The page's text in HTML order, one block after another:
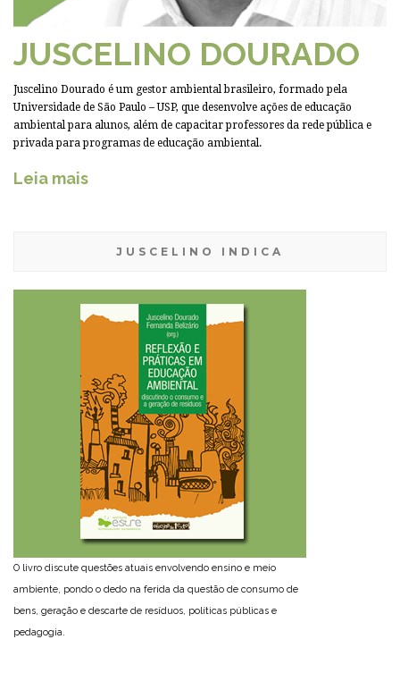
JUSCELINO DOURADO
Juscelino Dourado é um gestor ambiental brasileiro, formado pela
Universidade de São Paulo – USP, que desenvolve ações de educação
ambiental para alunos, além de capacitar professores da rede pública e
privada para programas de educação ambiental.
Leia mais
JUSCELINO INDICA
O livro discute questões atuais envolvendo ensino e meio
ambiente, pondo o dedo na ferida da questão de consumo de
bens, geração e descarte de resíduos, políticas públicas e
pedagogia.